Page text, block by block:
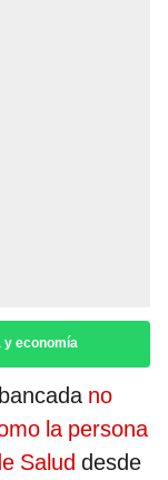
y economía
no
la persona
Salud desde